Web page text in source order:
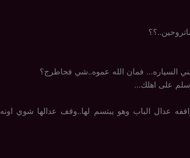
السياره… فمان الله عموه..شي فخاطرج؟
على اهلك…
عدال الباب وهو يبتسم لها..وقف عدالها شوي اونه